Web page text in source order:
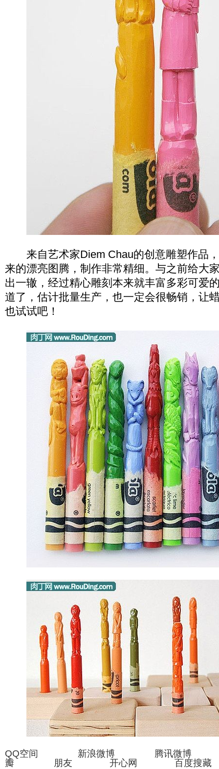
来自艺术家Diem Chau的创意雕塑作品
来的漂亮图腾，制作非常精细。与之前给大
出一辙，经过精心雕刻本来就丰富多彩可爱
道了，估计批量生产，也一定会很畅销，让
也试试吧！
QQ空间 新浪微博 腾讯微
瓣 朋友 开心网 百度搜